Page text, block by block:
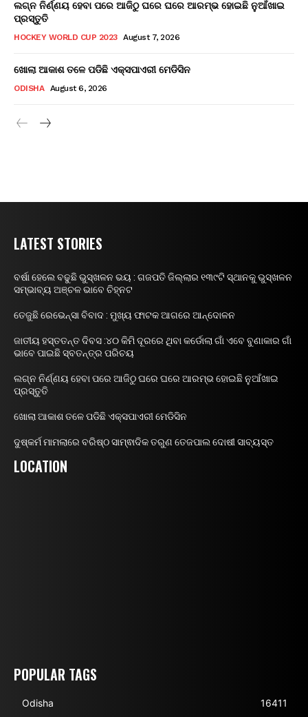
ଲଗ୍ନ ନିର୍ଣ୍ଣୟ ହେବା ପରେ ଆଜିଠୁ ଘରେ ଘରେ ଆରମ୍ଭ ହୋଇଛି ନୁଆଁଖାଇ
ପ୍ରସ୍ତୁତି
HOCKEY WORLD CUP 2023 August 7, 2026
ଖୋଲା ଆକାଶ ତଳେ ପଡିଛି ଏକ୍ସପାଏରୀ ମେଡିସିନ
ODISHA August 6, 2026
LATEST STORIES
ବର୍ଷା ହେଲେ ବଢୁଛି ଭୁସ୍ଖଳନ ଭୟ : ଗଜପତି ଜିଲ୍ଲାର ୧୩୯ଟି ସ୍ଥାନକୁ ଭୁସ୍ଖଳନ
ସମ୍ଭାବ୍ୟ ଅଞ୍ଚଳ ଭାବେ ଚିହ୍ନଟ
ତେଜୁଛି ରେଭେନ୍ସା ବିବାଦ : ମୁଖ୍ୟ ଫାଟକ ଆଗରେ ଆନ୍ଦୋଳନ
ଜାତୀୟ ହସ୍ତତନ୍ତ ଦିବସ :୪୦ କିମି ଦୂରରେ ଥିବା କର୍ଡୋଲା ଗାଁ ଏବେ ବୁଣାକାର ଗାଁ
ଭାବେ ପାଇଛି ସ୍ବତନ୍ତ୍ର ପରିଚୟ
ଲଗ୍ନ ନିର୍ଣ୍ଣୟ ହେବା ପରେ ଆଜିଠୁ ଘରେ ଘରେ ଆରମ୍ଭ ହୋଇଛି ନୁଆଁଖାଇ
ପ୍ରସ୍ତୁତି
ଖୋଲା ଆକାଶ ତଳେ ପଡିଛି ଏକ୍ସପାଏରୀ ମେଡିସିନ
ଦୁଷ୍କର୍ମ ମାମଲାରେ ବରିଷ୍ଠ ସାମ୍ଵାଦିକ ତରୁଣ ତେଜପାଲ ଦୋଷୀ ସାବ୍ୟସ୍ତ
LOCATION
POPULAR TAGS
Odisha
16411